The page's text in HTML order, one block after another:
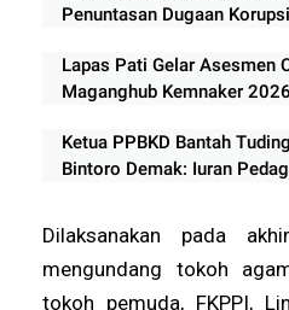
Penuntasan Dugaan
Lapas Pati Gelar Asesmen
Maganghub Kemnaker
Ketua PPBKD Bantah
Bintoro Demak: Iuran
Dilaksanakan pada
mengundang tokoh
tokoh pemuda, FKPPI,